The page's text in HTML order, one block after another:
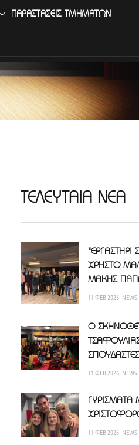
ΠΑΡΑΣΤΑΣΕΙΣ ΤΜΗΜΑΤΩΝ
ΤΕΛΕΥΤΑΙΑ ΝΕΑ
ΧΡΗΣΤΟ
ΜΑΚΗΣ
11 ΦΕΒ 2026 NEWS
Ο
11 ΦΕΒ 2026 NEWS
ΓΥΡΙΣΜΑΤΑ
11 ΦΕΒ 2026 NEWS